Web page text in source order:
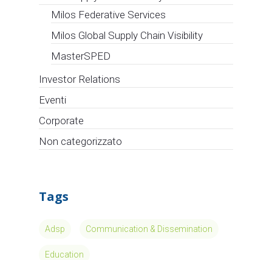
Milos Federative Services
Milos Global Supply Chain Visibility
MasterSPED
Investor Relations
Eventi
Corporate
Non categorizzato
Tags
Adsp Communication & Dissemination
Education